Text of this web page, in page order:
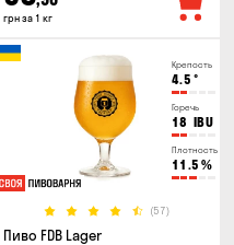
грн за 1 кг
Крепость
4.5 °
Горечь
18 IBU
Плотность
11.5 %
(57)
Пиво FDB Lager